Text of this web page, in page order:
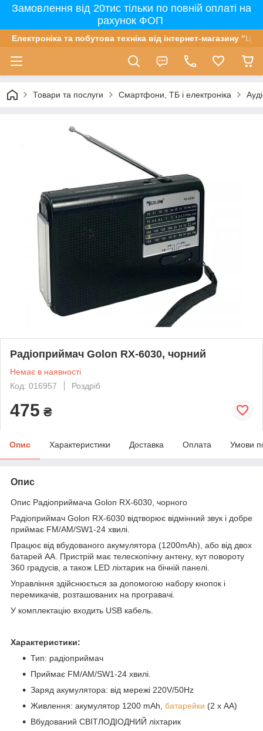
Замовлення від 20тис тільки по повній оплаті на
рахунок ФОП
Електроніка та побутова техніка від інтернет-магазину
Товари та послуги Смартфони, ТБ і електроніка
Радіоприймач Golon RX-6030, чорний
Немає в наявності
Код: 016957
Роздріб
475 ₴
Опис Характеристики Доставка Оплата Умови
Опис
Опис Радіоприймача Golon RX-6030, чорного
Радіоприймач Golon RX-6030 відтворює відмінний звук і добре
приймає FM/AM/SW1-24 хвилі.
Працює від вбудованого акумулятора (1200mAh), або від двох
батарей АА. Пристрій має телескопічну антену, кут повороту
360 градусів, а також LED ліхтарик на бічній панелі.
Управління здійснюється за допомогою набору кнопок і
перемикачів, розташованих на програвачі.
У комплектацію входить USB кабель.
Характеристики:
Тип: радіоприймач
Приймає FM/AM/SW1-24 хвилі.
Заряд акумулятора: від мережі 220V/50Hz
Живлення: акумулятор 1200 mAh, батарейки (2 х АА)
Вбудований СВІТЛОДІОДНИЙ ліхтарик